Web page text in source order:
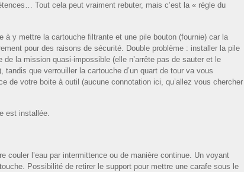
Tout cela peut vraiment rebuter, mais c’est la « règle du
à y mettre la cartouche filtrante et une pile bouton (fournie) car la
pour des raisons de sécurité. Double problème : installer la pile
de la mission quasi-impossible (elle n’arrête pas de sauter et le
tandis que verrouiller la cartouche d’un quart de tour va vous
de votre boite à outil (aucune connotation ici, qu’allez vous chercher
est installée.
couler l’eau par intermittence ou de manière continue. Un voyant
Possibilité de retirer le support pour mettre une carafe sous le